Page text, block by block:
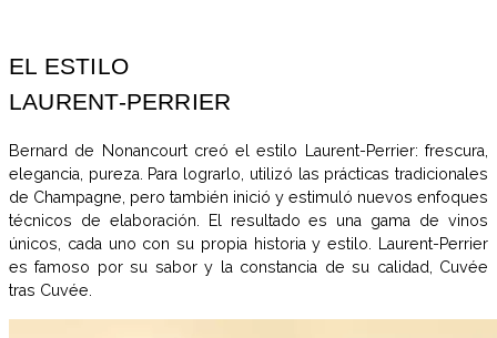
EL ESTILO
LAURENT-PERRIER
Bernard de Nonancourt creó el estilo Laurent-Perrier: frescura,
elegancia, pureza. Para lograrlo, utilizó las prácticas tradicionales
de Champagne, pero también inició y estimuló nuevos enfoques
técnicos de elaboración. El resultado es una gama de vinos
únicos, cada uno con su propia historia y estilo. Laurent-Perrier
es famoso por su sabor y la constancia de su calidad, Cuvée
tras Cuvée.